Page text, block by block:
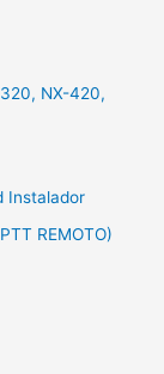
NX-420,
Instalador
REMOTO)